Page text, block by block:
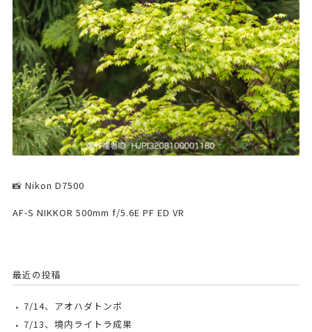
📸 Nikon D7500
AF-S NIKKOR 500mm f/5.6E PF ED VR
最近の投稿
7/14、アオハダトンボ
7/13、境内ライトラ成果